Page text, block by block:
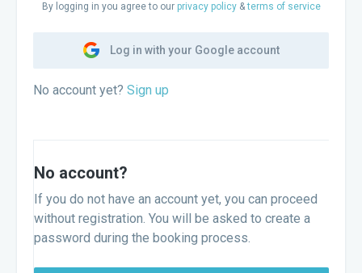
By logging in you agree to our privacy policy&terms of service
Log in with your Google account
No account yet? Sign up
No account?
If you do not have an account yet, you can proceed
without registration. You will be asked to create a
password during the booking process.